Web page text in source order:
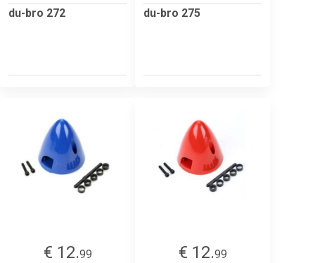
du-bro 272
du-bro 275
€ 12.99
€ 12.99